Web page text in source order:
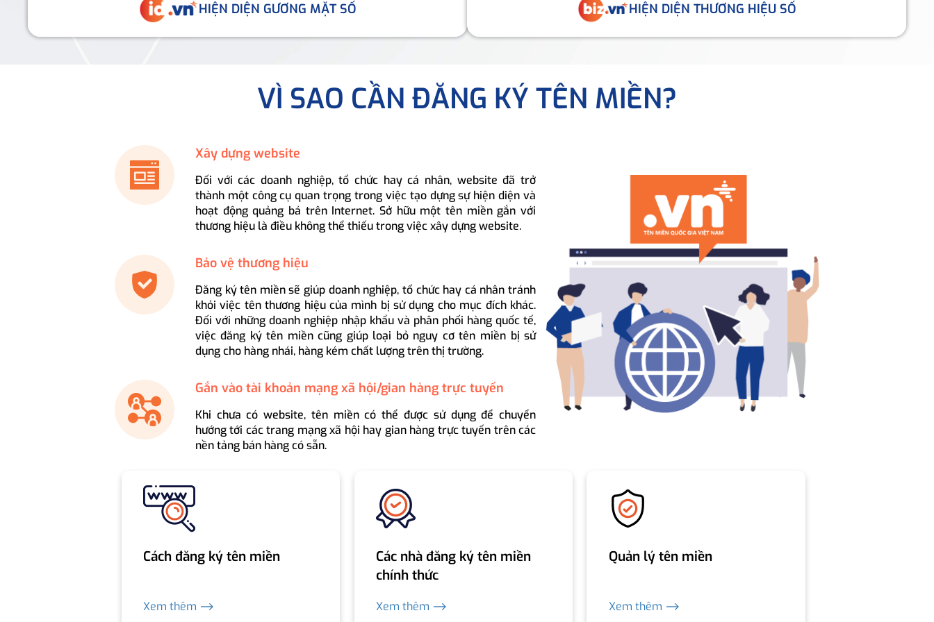
HIỆN DIỆN GƯƠNG MẶT SỐ HIỆN DIỆN THƯƠNG HIỆU SỐ
VÌ SAO CẦN ĐĂNG KÝ TÊN MIỀN?
Xây dựng website
Đối với các doanh nghiệp, tổ chức hay cá nhân, website đã trở
thành một công cụ quan trọng trong việc tạo dựng sự hiện diện và
hoạt động quảng bá trên Internet. Sở hữu một tên miền gắn với
thương hiệu là điều không thể thiếu trong việc xây dựng website.
Bảo vệ thương hiệu
Đăng ký tên miền sẽ giúp doanh nghiệp, tổ chức hay cá nhân tránh
khỏi việc tên thương hiệu của mình bị sử dụng cho mục đích khác.
Đối với những doanh nghiệp nhập khẩu và phân phối hàng quốc tế,
việc đăng ký tên miền cũng giúp loại bỏ nguy cơ tên miền bị sử
dụng cho hàng nhái, hàng kém chất lượng trên thị trường.
Gắn vào tài khoản mạng xã hội/gian hàng trực tuyến
Khi chưa có website, tên miền có thể được sử dụng để chuyển
hướng tới các trang mạng xã hội hay gian hàng trực tuyến trên các
nền tảng bán hàng có sẵn.
Cách đăng ký tên miền
Xem thêm ⟶
Các nhà đăng ký tên miền
chính thức
Xem thêm ⟶
Quản lý tên miền
Xem thêm ⟶